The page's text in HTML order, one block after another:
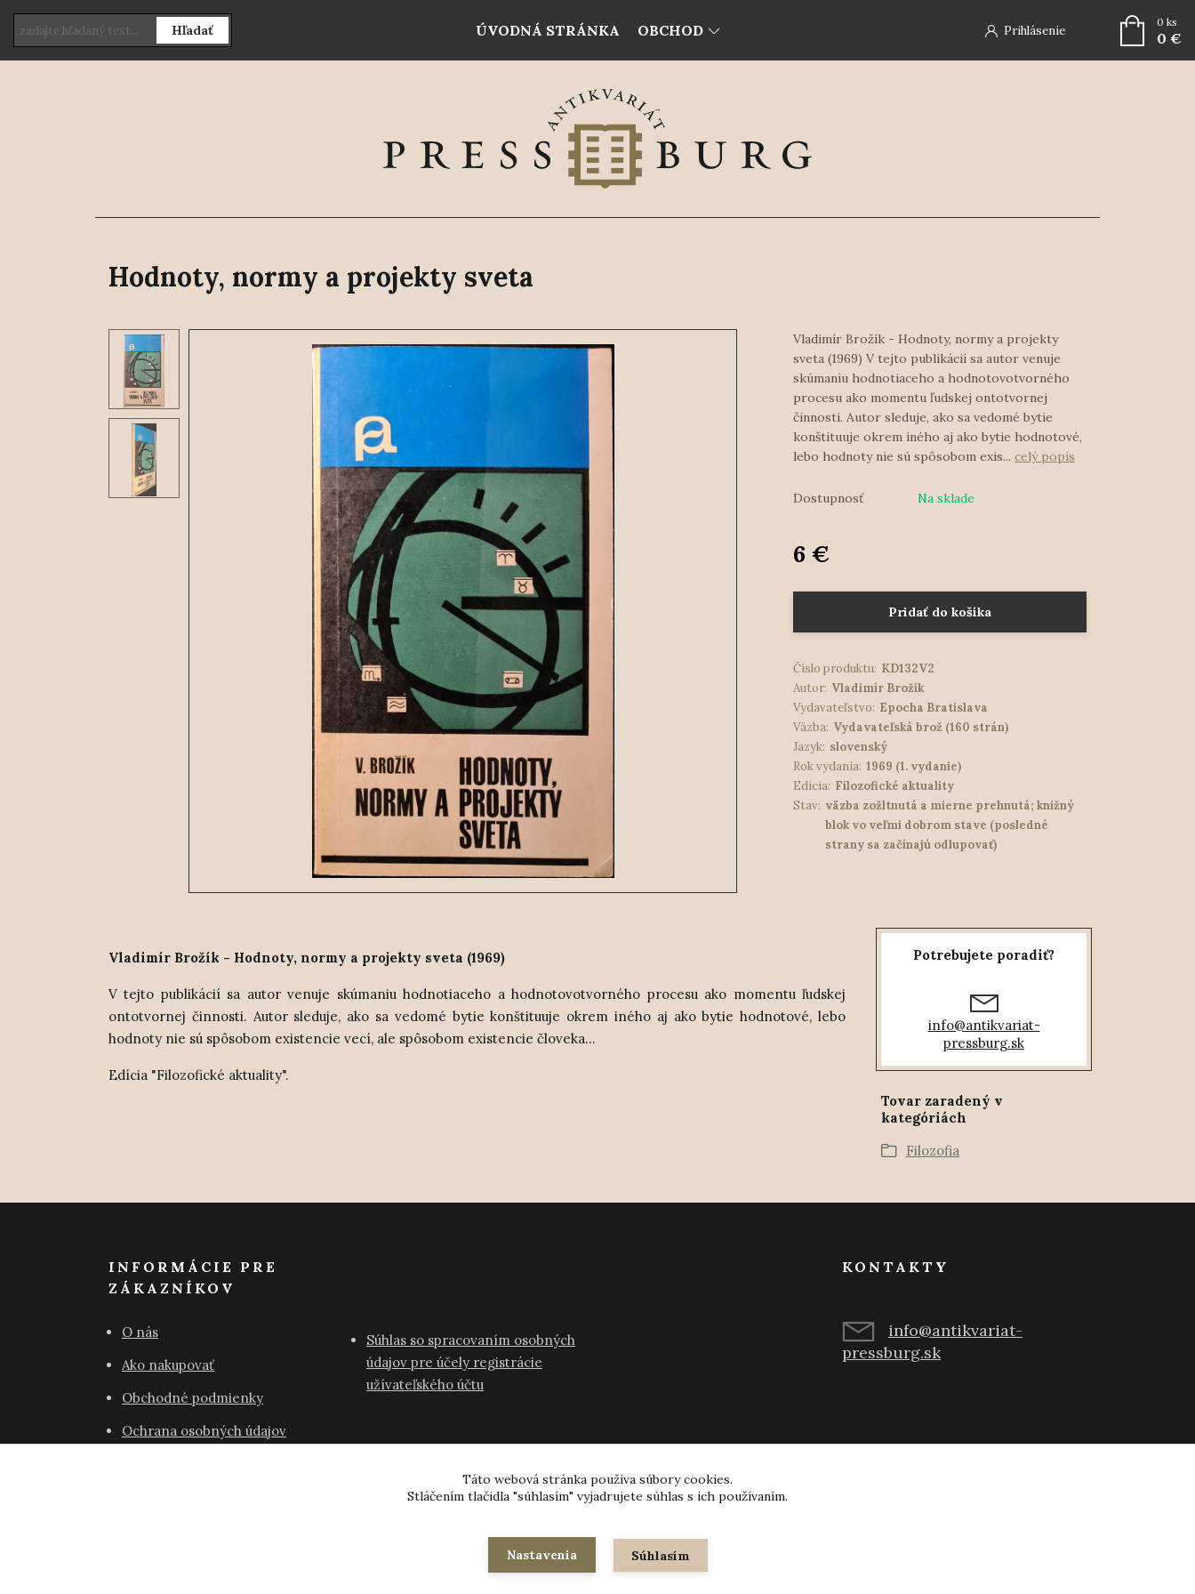
ÚVODNÁ STRÁNKA OBCHOD Prihlásenie
Hľadať
0 ks
0 €
Hodnoty, normy a projekty sveta
Vladimír Brožík - Hodnoty, normy a projekty
sveta (1969) V tejto publikácií sa autor venuje
skúmaniu hodnotiaceho a hodnotovotvorného
procesu ako momentu ľudskej ontotvornej
činnosti. Autor sleduje, ako sa vedomé bytie
konštituuje okrem iného aj ako bytie hodnotové,
lebo hodnoty nie sú spôsobom exis... celý popis
Dostupnosť Na sklade
6 €
Pridať do košíka
Číslo produktu: KD132V2
Autor: Vladimír Brožík
Vydavateľstvo: Epocha Bratislava
Väzba: Vydavateľská brož (160 strán)
Jazyk: slovenský
Rok vydania: 1969 (1. vydanie)
Edícia: Filozofické aktuality
Stav: väzba zožltnutá a mierne prehnutá; knižný
blok vo veľmi dobrom stave (posledné
strany sa začínajú odlupovať)
Vladimír Brožík - Hodnoty, normy a projekty sveta (1969)
V tejto publikácií sa autor venuje skúmaniu hodnotiaceho a hodnotovotvorného procesu ako momentu ľudskej
ontotvornej činnosti. Autor sleduje, ako sa vedomé bytie konštituuje okrem iného aj ako bytie hodnotové, lebo
hodnoty nie sú spôsobom existencie vecí, ale spôsobom existencie človeka...
Edícia "Filozofické aktuality".
Potrebujete poradiť?
info@antikvariat-
pressburg.sk
Tovar zaradený v
kategóriách
Filozofia
INFORMÁCIE PRE
ZÁKAZNÍKOV
O nás
Ako nakupovať
Obchodné podmienky
Ochrana osobných údajov
Súhlas so spracovaním osobných
údajov pre účely registrácie
užívateľského účtu
KONTAKTY
info@antikvariat-
pressburg.sk
© 2024-2026 všetky práva vyhradené
Táto webová stránka používa súbory cookies.
Stláčením tlačidla "súhlasím" vyjadrujete súhlas s ich používaním.
Nastavenia Súhlasím